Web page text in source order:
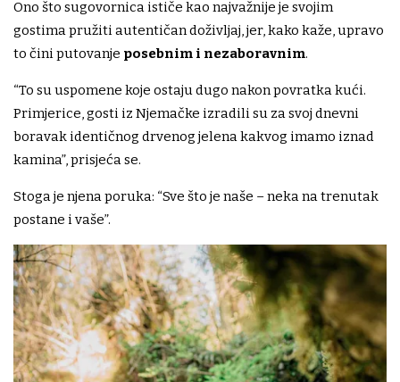
Ono što sugovornica ističe kao najvažnije je svojim
gostima pružiti autentičan doživljaj, jer, kako kaže, upravo
to čini putovanje posebnim i nezaboravnim.
“To su uspomene koje ostaju dugo nakon povratka kući.
Primjerice, gosti iz Njemačke izradili su za svoj dnevni
boravak identičnog drvenog jelena kakvog imamo iznad
kamina”, prisjeća se.
Stoga je njena poruka: “Sve što je naše – neka na trenutak
postane i vaše”.